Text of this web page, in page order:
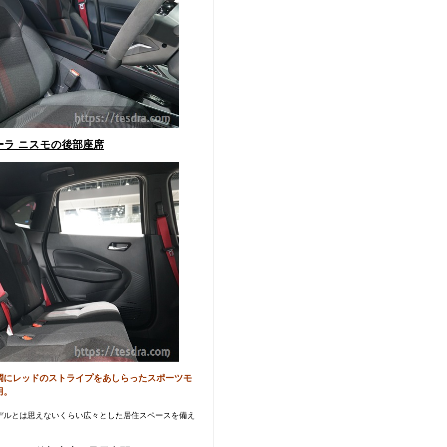
ラ ニスモの後部座席
レッドのストライプをあしらったスポーツモ
とは思えないくらい広々とした居住スペースを備え